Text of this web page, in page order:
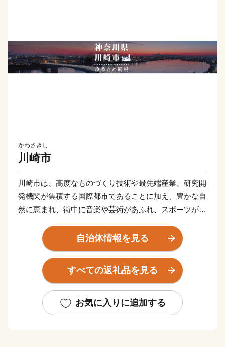
かわさきし
川崎市
川崎市は、高度なものづくり技術や最先端産業、研究開
発機関が集積する国際都市であることに加え、豊かな自
然に恵まれ、街中に音楽や芸術があふれ、スポーツが盛
が笑顔になれる「最幸のまち かわさき」を目指し、さ
まざまな取組を進めています。
このような本市を「ぜひ応援したい！」と思ってくださ
の想いを「ふるさと納税」にのせ、本市を応援いただけ
ればと存じます。
自治体情報を見る
すべての返礼品を見る
お気に入りに追加する